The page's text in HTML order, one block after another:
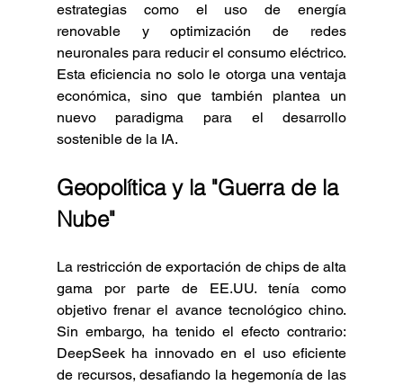
estrategias como el uso de energía
renovable y optimización de redes
neuronales para reducir el consumo eléctrico.
Esta eficiencia no solo le otorga una ventaja
económica, sino que también plantea un
nuevo paradigma para el desarrollo
sostenible de la IA.
Geopolítica y la "Guerra de la
Nube"
La restricción de exportación de chips de alta
gama por parte de EE.UU. tenía como
objetivo frenar el avance tecnológico chino.
Sin embargo, ha tenido el efecto contrario:
DeepSeek ha innovado en el uso eficiente
de recursos, desafiando la hegemonía de las